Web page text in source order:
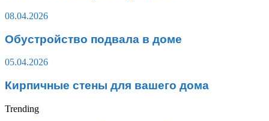
08.04.2026
Обустройство подвала в доме
05.04.2026
Кирпичные стены для вашего дома
Trending